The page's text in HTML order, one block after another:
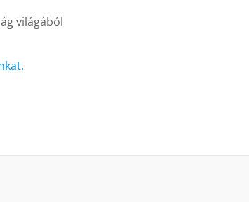
világából